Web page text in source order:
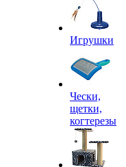
Игрушки
Чески,
щетки,
когтерезы